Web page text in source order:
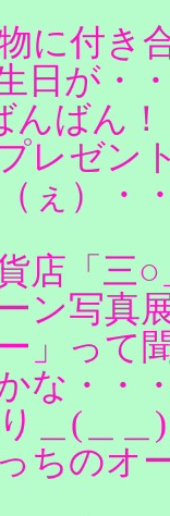
に付き
日が・
ばん
レゼン
ぇ）・
店「三
ン写真
」って
な・・
＿(＿
っちの